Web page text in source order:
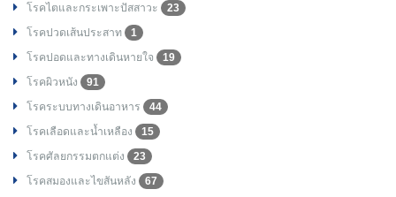
โรคไตและกระเพาะปัสสาวะ
23
โรคปวดเส้นประสาท
1
โรคปอดและทางเดินหายใจ
19
โรคผิวหนัง
91
โรคระบบทางเดินอาหาร
44
โรคเลือดและน้ำเหลือง
15
โรคศัลยกรรมตกแต่ง
23
โรคสมองและไขสันหลัง
67